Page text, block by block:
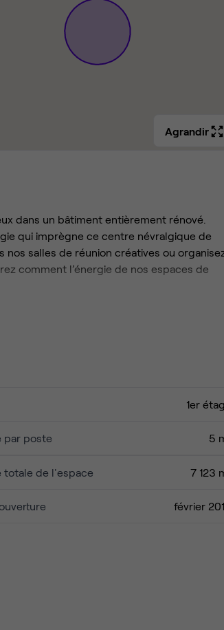
Agrandir
dans un bâtiment entièrement rénové.
qui imprègne ce centre névralgique de
nos salles de réunion créatives ou
comment l’énergie de nos espaces de
ne manquent pas dans ce lieu
1er
par poste 5
totale de l'espace 7 123
février